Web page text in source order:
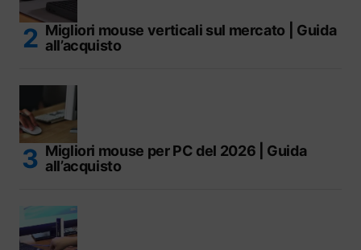
Migliori mouse verticali sul mercato | Guida
all’acquisto
Migliori mouse per PC del 2026 | Guida
all’acquisto